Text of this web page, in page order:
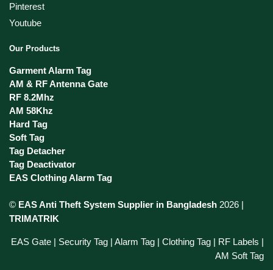
Pinterest
Youtube
Our Products
Garment Alarm Tag
AM & RF Antenna Gate
RF 8.2Mhz
AM 58Khz
Hard Tag
Soft Tag
Tag Detacher
Tag Deactivator
EAS Clothing Alarm Tag
© EAS Anti Theft System Supplier in Bangladesh 2026 |
TRIMATRIK
EAS Gate | Security Tag | Alarm Tag | Clothing Tag | RF Labels |
AM Soft Tag